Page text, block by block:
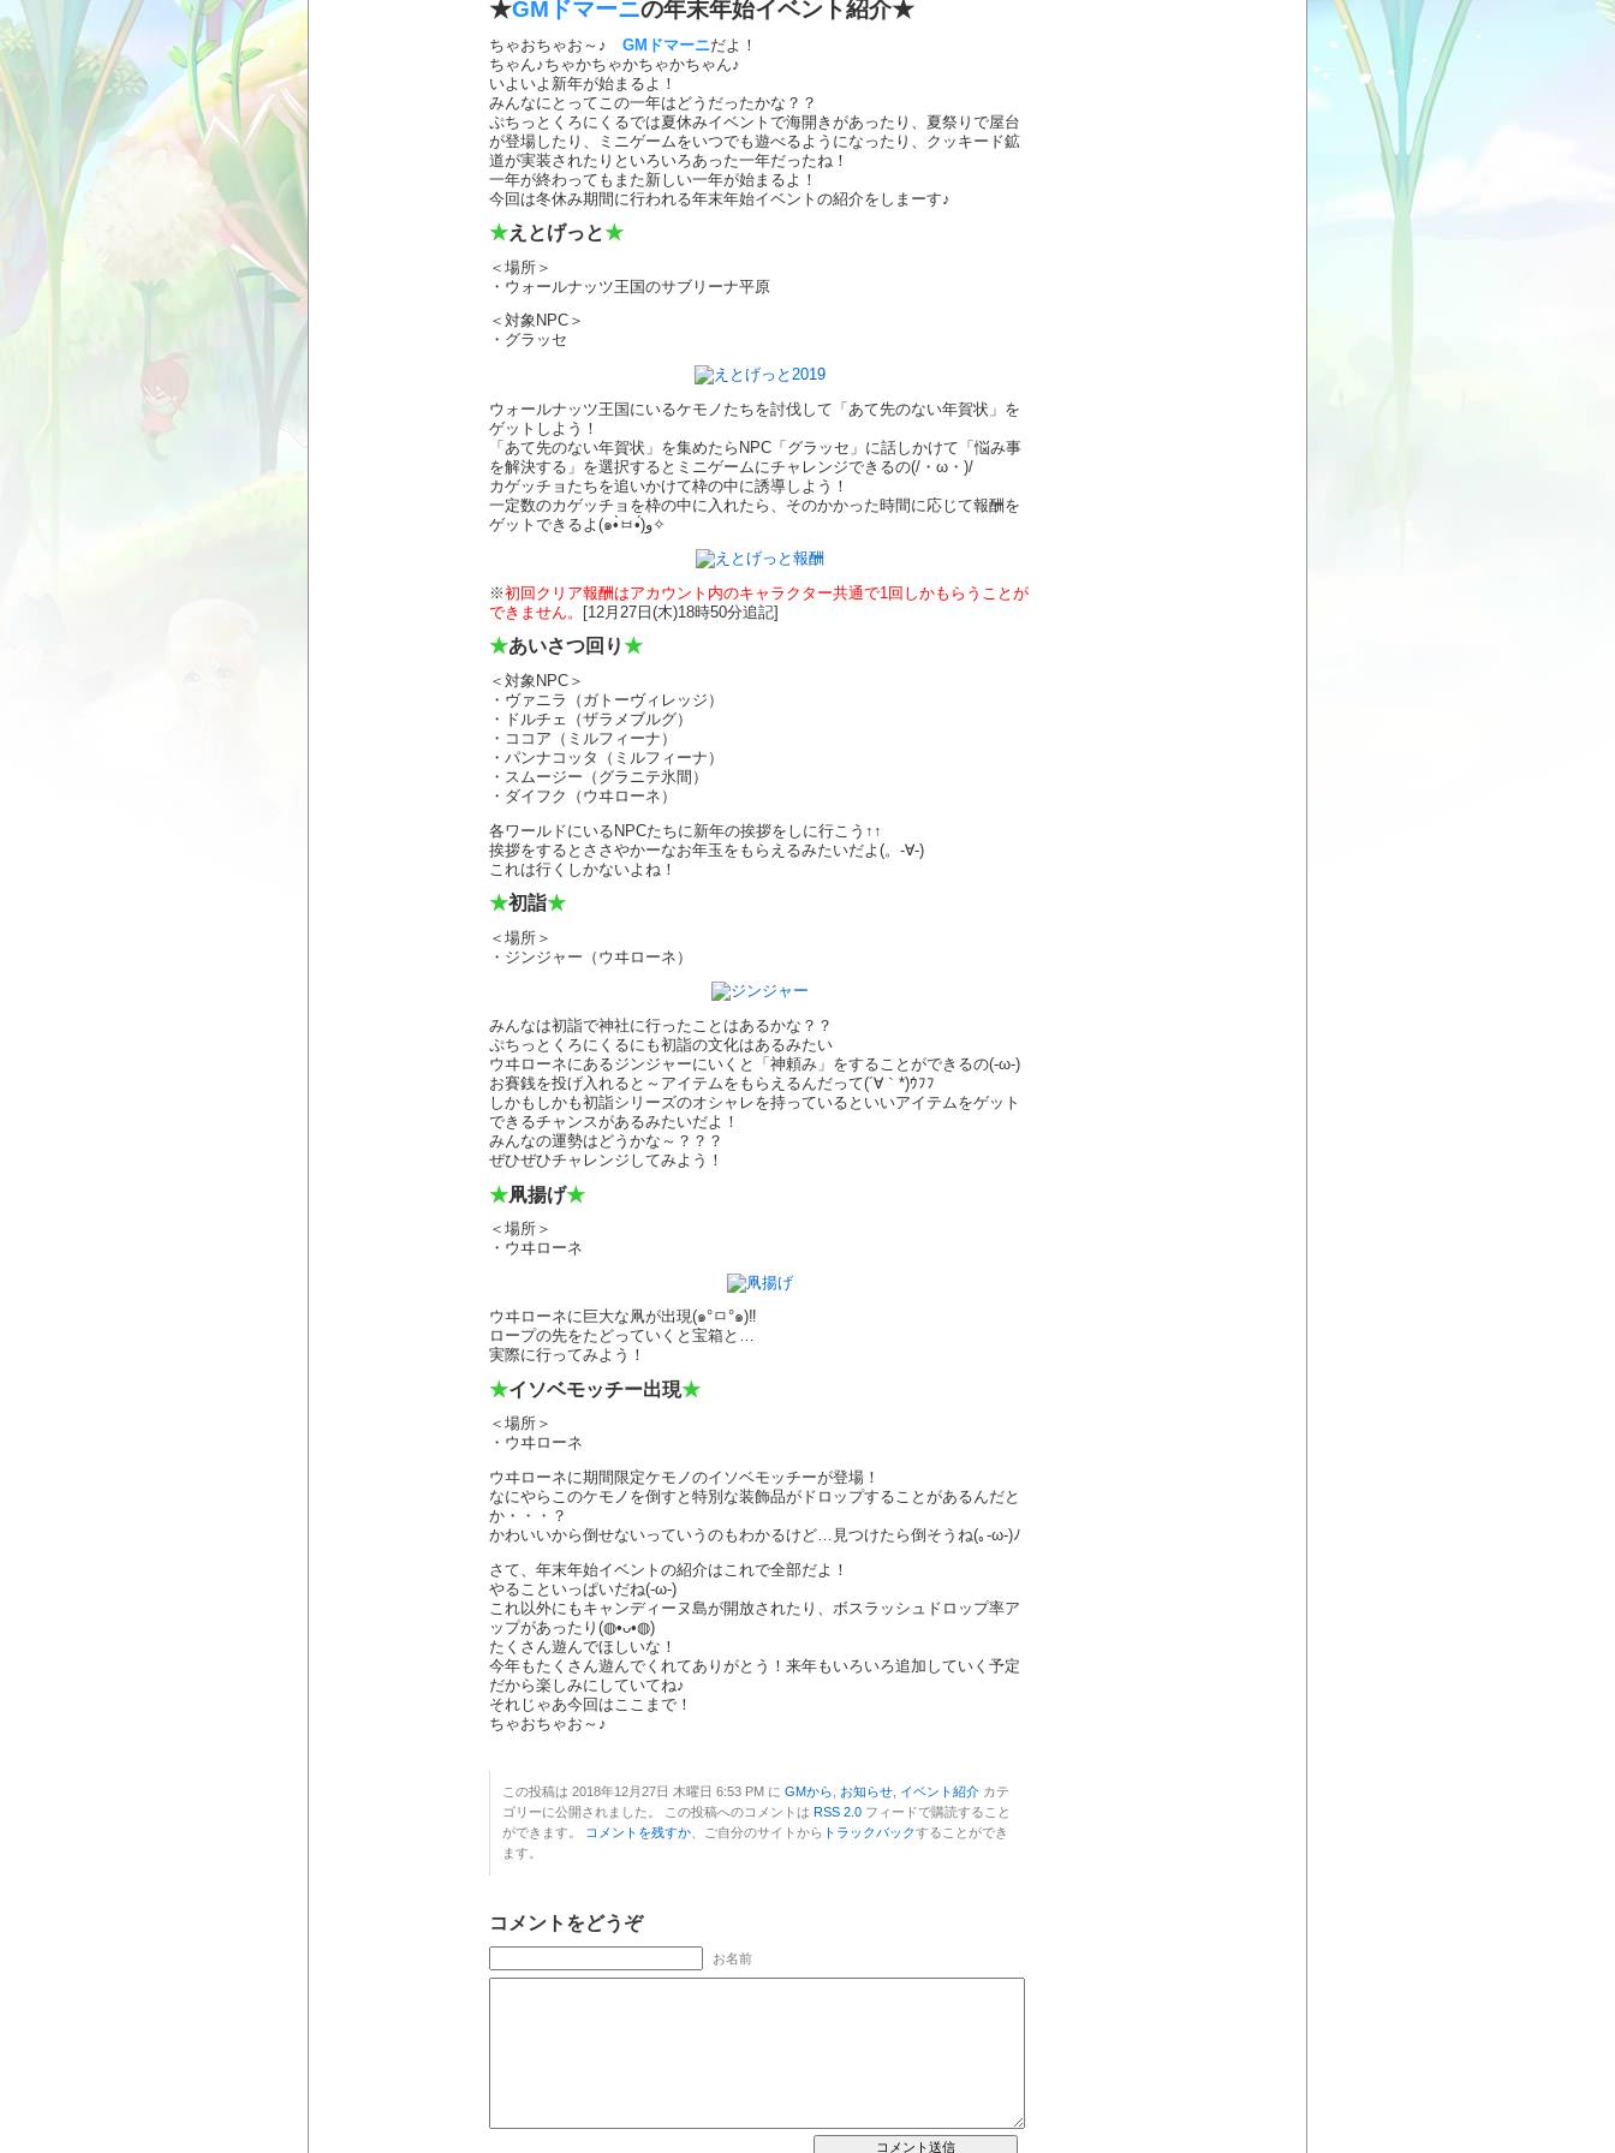
★GMドマーニの年末年始イベント紹介★
ちゃおちゃお～♪ GMドマーニだよ！
ちゃん♪ちゃかちゃかちゃかちゃん♪
いよいよ新年が始まるよ！
みんなにとってこの一年はどうだったかな？？
ぷちっとくろにくるでは夏休みイベントで海開きがあったり、夏祭りで屋台
が登場したり、ミニゲームをいつでも遊べるようになったり、クッキード鉱
道が実装されたりといろいろあった一年だったね！
一年が終わってもまた新しい一年が始まるよ！
今回は冬休み期間に行われる年末年始イベントの紹介をしまーす♪
★えとげっと★
＜場所＞
・ウォールナッツ王国のサブリーナ平原
＜対象NPC＞
・グラッセ
ウォールナッツ王国にいるケモノたちを討伐して「あて先のない年賀状」を
ゲットしよう！
「あて先のない年賀状」を集めたらNPC「グラッセ」に話しかけて「悩み事
を解決する」を選択するとミニゲームにチャレンジできるの(/・ω・)/
カゲッチョたちを追いかけて枠の中に誘導しよう！
一定数のカゲッチョを枠の中に入れたら、そのかかった時間に応じて報酬を
ゲットできるよ(๑•̀ㅂ•́)و✧
※初回クリア報酬はアカウント内のキャラクター共通で1回しかもらうことが
できません。
[12月27日(木)18時50分追記]
★あいさつ回り★
＜対象NPC＞
・ヴァニラ（ガトーヴィレッジ）
・ドルチェ（ザラメブルグ）
・ココア（ミルフィーナ）
・パンナコッタ（ミルフィーナ）
・スムージー（グラニテ氷間）
・ダイフク（ウヰローネ）
各ワールドにいるNPCたちに新年の挨拶をしに行こう↑↑
挨拶をするとささやかーなお年玉をもらえるみたいだよ(。-∀-)
これは行くしかないよね！
★初詣★
＜場所＞
・ジンジャー（ウヰローネ）
みんなは初詣で神社に行ったことはあるかな？？
ぷちっとくろにくるにも初詣の文化はあるみたい
ウヰローネにあるジンジャーにいくと「神頼み」をすることができるの(-ω-)
お賽銭を投げ入れると～アイテムをもらえるんだって(´∀｀*)ｳﾌﾌ
しかもしかも初詣シリーズのオシャレを持っているといいアイテムをゲット
できるチャンスがあるみたいだよ！
みんなの運勢はどうかな～？？？
ぜひぜひチャレンジしてみよう！
★凧揚げ★
＜場所＞
・ウヰローネ
ウヰローネに巨大な凧が出現(๑°ㅁ°๑)‼
ロープの先をたどっていくと宝箱と…
実際に行ってみよう！
★イソベモッチー出現★
＜場所＞
・ウヰローネ
ウヰローネに期間限定ケモノのイソベモッチーが登場！
なにやらこのケモノを倒すと特別な装飾品がドロップすることがあるんだと
か・・・？
かわいいから倒せないっていうのもわかるけど…見つけたら倒そうね(｡-ω-)ﾉ
さて、年末年始イベントの紹介はこれで全部だよ！
やることいっぱいだね(-ω-)
これ以外にもキャンディーヌ島が開放されたり、ボスラッシュドロップ率ア
ップがあったり(◍•ᴗ•◍)
たくさん遊んでほしいな！
今年もたくさん遊んでくれてありがとう！来年もいろいろ追加していく予定
だから楽しみにしていてね♪
それじゃあ今回はここまで！
ちゃおちゃお～♪
この投稿は 2018年12月27日 木曜日 6:53 PM に GMから お知らせ イベント紹介 カテ
ゴリーに公開されました。 この投稿へのコメントは RSS 2.0 フィードで購読すること
ができます。
コメントを残すか 、ご自分のサイトから トラックバックすることができ
ます。
コメントをどうぞ
お名前